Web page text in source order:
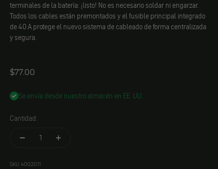
terminales de la batería: ¡listo! No es necesario soldar ni engarzar.
Todos los cables están premontados y el fusible principal integrado
de 40 A protege el nuevo sistema de cableado de forma centralizada
y segura.
Angebot
$77.00
Se envía desde nuestro almacén en EE. UU.
Cantidad:
SKU: 4002011